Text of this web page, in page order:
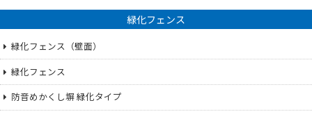
緑化フェンス
緑化フェンス（壁面）
緑化フェンス
防音めかくし塀 緑化タイプ